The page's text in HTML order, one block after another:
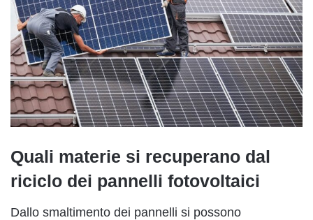
Quali materie si recuperano dal
riciclo dei pannelli fotovoltaici
Dallo smaltimento dei pannelli si possono